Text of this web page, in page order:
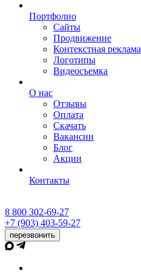
Портфолио
Сайты
Продвижение
Контекстная реклама
Логотипы
Видеосъемка
О нас
Отзывы
Оплата
Скачать
Вакансии
Блог
Акции
Контакты
8 800 302-69-27
+7 (903) 403-59-27
перезвонить